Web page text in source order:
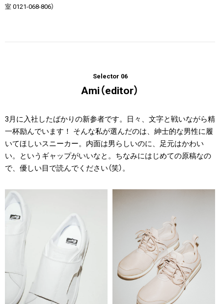
室 0121-068-806）
Selector 06
Ami（editor）
3月に入社したばかりの新参者です。日々、文字と戦いながら精
一杯励んでいます！ そんな私が選んだのは、紳士的な男性に履
いてほしいスニーカー。内面は男らしいのに、足元はかわい
い。というギャップがいいなと。ちなみにはじめての原稿なの
で、優しい目で読んでください（笑）。